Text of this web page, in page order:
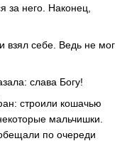
за него. Наконец,
взял себе. Ведь не мог
слава Богу!
строили кошачью
мальчишки.
по очереди